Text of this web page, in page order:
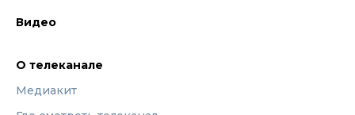
Видео
О телеканале
Медиакит